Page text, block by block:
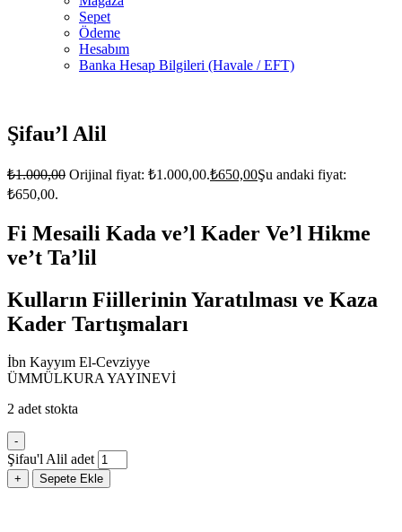
Sepet
Ödeme
Hesabım
Banka Hesap Bilgileri (Havale / EFT)
Şifau’l Alil
₺1.000,00 Orijinal fiyat: ₺1.000,00.₺650,00Şu andaki fiyat:
₺650,00.
Fi Mesaili Kada ve’l Kader Ve’l Hikme
ve’t Ta’lil
Kulların Fiillerinin Yaratılması ve Kaza
Kader Tartışmaları
İbn Kayyım El-Cevziyye
ÜMMÜLKURA YAYINEVİ
2 adet stokta
-
Şifau'l Alil adet
+ Sepete Ekle